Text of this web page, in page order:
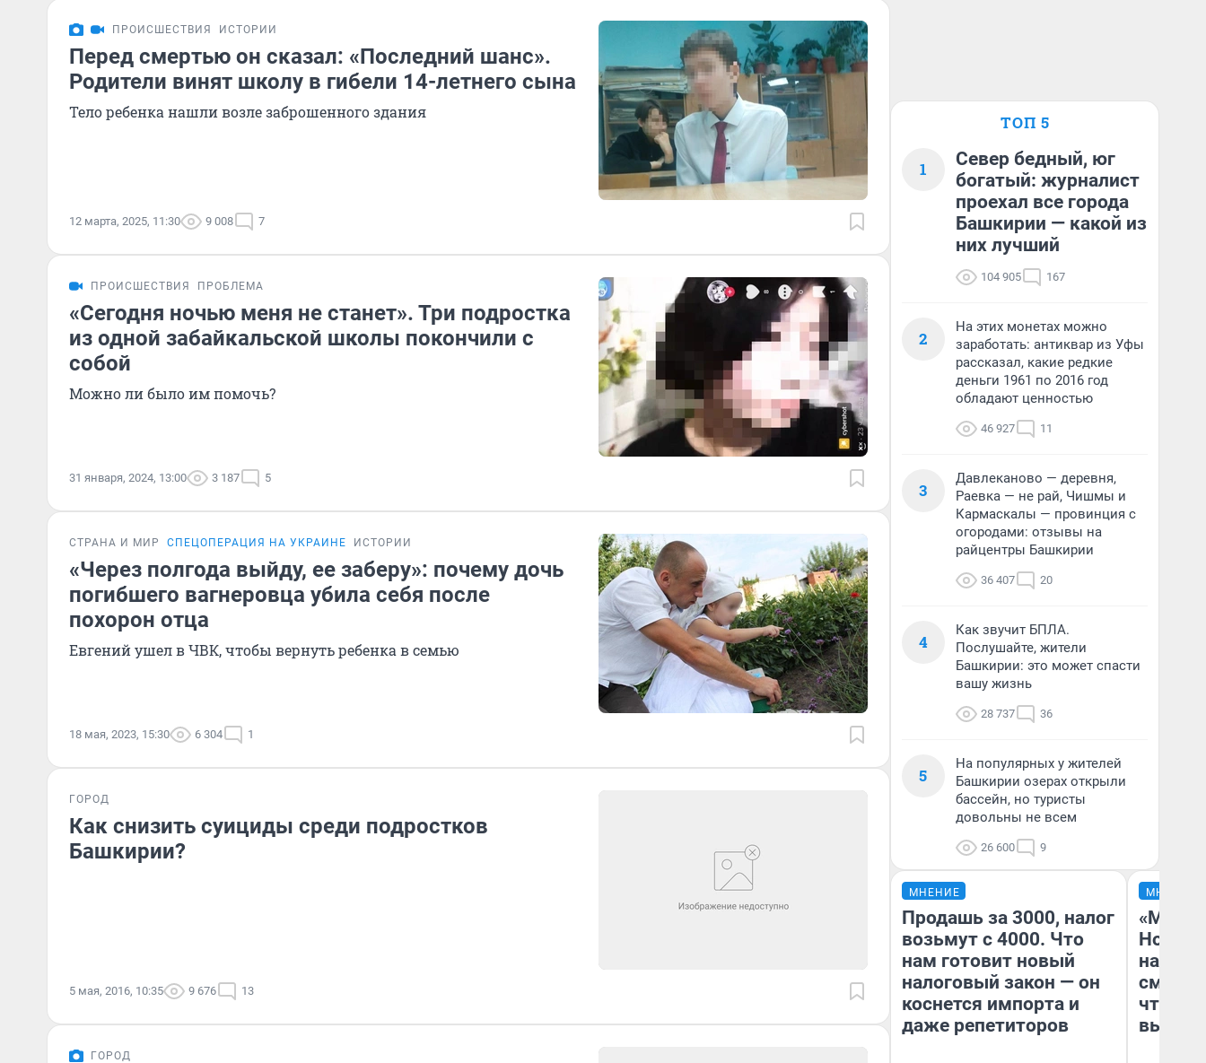
ПРОИСШЕСТВИЯ ИСТОРИИ
Перед смертью он сказал: «Последний шанс».
Родители винят школу в гибели 14-летнего сына
Тело ребенка нашли возле заброшенного здания
12 марта, 2025, 11:30 9 008 7
ПРОИСШЕСТВИЯ ПРОБЛЕМА
«Сегодня ночью меня не станет». Три подростка
из одной забайкальской школы покончили с
собой
Можно ли было им помочь?
31 января, 2024, 13:00 3 187 5
СТРАНА И МИР СПЕЦОПЕРАЦИЯ НА УКРАИНЕ ИСТОРИИ
«Через полгода выйду, ее заберу»: почему дочь
погибшего вагнеровца убила себя после
похорон отца
Евгений ушел в ЧВК, чтобы вернуть ребенка в семью
18 мая, 2023, 15:30 6 304 1
ГОРОД
Как снизить суициды среди подростков
Башкирии?
5 мая, 2016, 10:35 9 676 13
ГОРОД
ТОП 5
1
Север бедный, юг
богатый: журналист
проехал все города
Башкирии — какой из
них лучший
104 905 167
2
На этих монетах можно
заработать: антиквар из Уфы
рассказал, какие редкие
деньги 1961 по 2016 год
обладают ценностью
46 927 11
3
Давлеканово — деревня,
Раевка — не рай, Чишмы и
Кармаскалы — провинция с
огородами: отзывы на
райцентры Башкирии
36 407 20
4
Как звучит БПЛА.
Послушайте, жители
Башкирии: это может спасти
вашу жизнь
28 737 36
5
На популярных у жителей
Башкирии озерах открыли
бассейн, но туристы
довольны не всем
26 600 9
МНЕНИЕ
Продашь за 3000, налог
возьмут с 4000. Что
нам готовит новый
налоговый закон — он
коснется импорта и
даже репетиторов
МНЕНИЕ
«Мы
чтобы